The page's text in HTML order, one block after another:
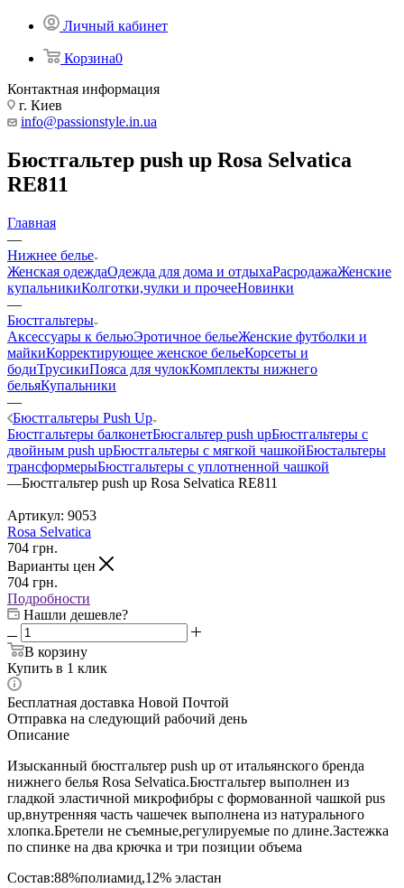
Личный кабинет
Корзина0
Контактная информация
г. Киев
info@passionstyle.in.ua
Бюстгальтер push up Rosa Selvatica
RE811
Главная
—
Нижнее белье
Женская одеждаОдежда для дома и отдыхаРасродажаЖенские
купальникиКолготки,чулки и прочееНовинки
—
Бюстгальтеры
Аксессуары к бельюЭротичное бельеЖенские футболки и
майкиКорректирующее женское бельеКорсеты и
бодиТрусикиПояса для чулокКомплекты нижнего
бельяКупальники
—
Бюстгальтеры Push Up
Бюстгальтеры балконетБюсгальтер push upБюстгальтеры с
двойным push upБюстгальтеры с мягкой чашкойБюстальтеры
трансформерыБюстгальтеры с уплотненной чашкой
—Бюстгальтер push up Rosa Selvatica RE811
Артикул: 9053
Rosa Selvatica
704 грн.
Варианты цен
704 грн.
Подробности
Нашли дешевле?
В корзину
Купить в 1 клик
Бесплатная доставка Новой Почтой
Отправка на следующий рабочий день
Описание
Изысканный бюстгальтер push up от итальянского бренда
нижнего белья Rosa Selvatica.Бюстгальтер выполнен из
гладкой эластичной микрофибры с формованной чашкой pus
up,внутренняя часть чашечек выполнена из натурального
хлопка.Бретели не съемные,регулируемые по длине.Застежка
по спинке на два крючка и три позиции объема
Состав:88%полиамид,12% эластан